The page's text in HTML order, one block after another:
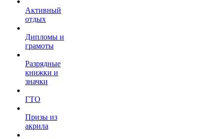
Активный
отдых
Дипломы и
грамоты
Разрядные
книжки и
значки
ГТО
Призы из
акрила